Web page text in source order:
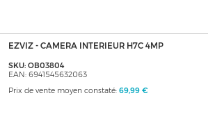
EZVIZ - CAMERA INTERIEUR H7C 4MP
SKU: OB03804
EAN: 6941545632063
Prix de vente moyen constaté: 69,99 €